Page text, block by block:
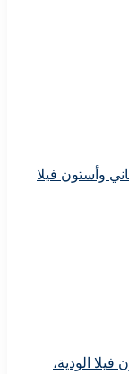
وأستون فيلا
فيلا الودية،